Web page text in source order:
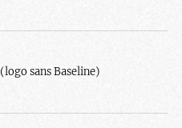
sans Baseline)